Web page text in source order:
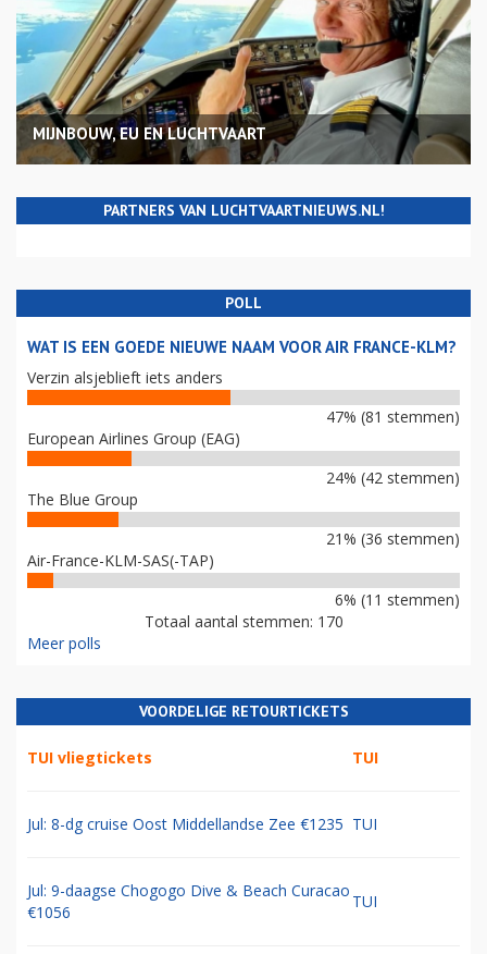
MIJNBOUW, EU EN LUCHTVAART
PARTNERS VAN LUCHTVAARTNIEUWS.NL!
POLL
WAT IS EEN GOEDE NIEUWE NAAM VOOR AIR FRANCE-KLM?
Verzin alsjeblieft iets anders
47% (81 stemmen)
European Airlines Group (EAG)
24% (42 stemmen)
The Blue Group
21% (36 stemmen)
Air-France-KLM-SAS(-TAP)
6% (11 stemmen)
Totaal aantal stemmen: 170
Meer polls
VOORDELIGE RETOURTICKETS
TUI vliegtickets TUI
Jul: 8-dg cruise Oost Middellandse Zee €1235 TUI
Jul: 9-daagse Chogogo Dive & Beach Curacao
€1056
TUI